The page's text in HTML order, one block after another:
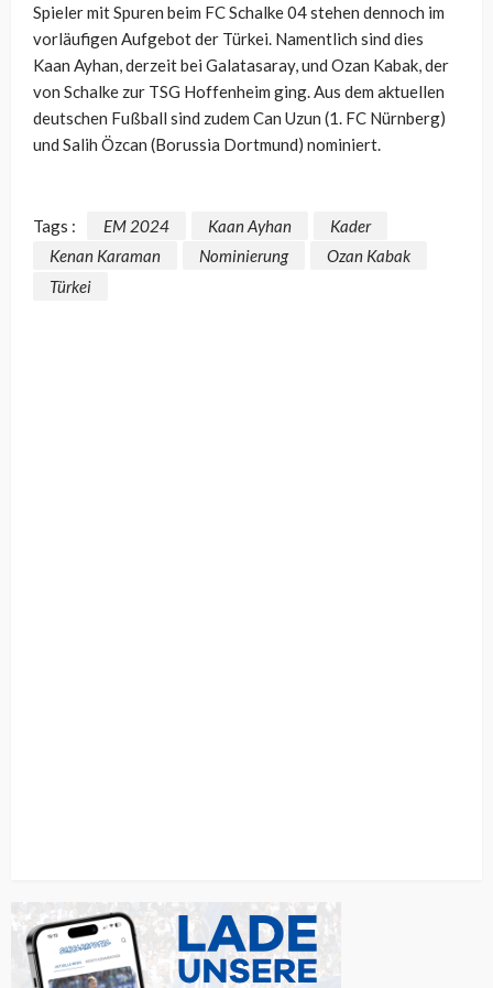
Spieler mit Spuren beim FC Schalke 04 stehen dennoch im
vorläufigen Aufgebot der Türkei. Namentlich sind dies
Kaan Ayhan, derzeit bei Galatasaray, und Ozan Kabak, der
von Schalke zur TSG Hoffenheim ging. Aus dem aktuellen
deutschen Fußball sind zudem Can Uzun (1. FC Nürnberg)
und Salih Özcan (Borussia Dortmund) nominiert.
Tags : EM 2024 Kaan Ayhan
Kader
Kenan Karaman
Nominierung
Ozan Kabak
Türkei